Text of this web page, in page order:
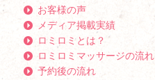
お客様の声
メディア掲載実績
ロミロミとは？
ロミロミマッサージの流れ
予約後の流れ